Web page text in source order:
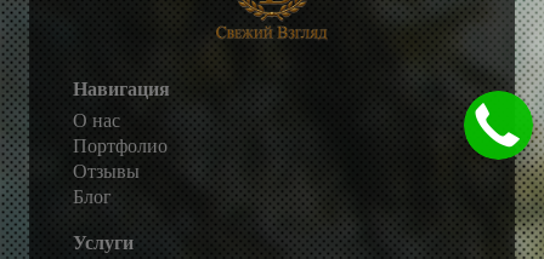
Навигация
О нас
Портфолио
Отзывы
Блог
Услуги